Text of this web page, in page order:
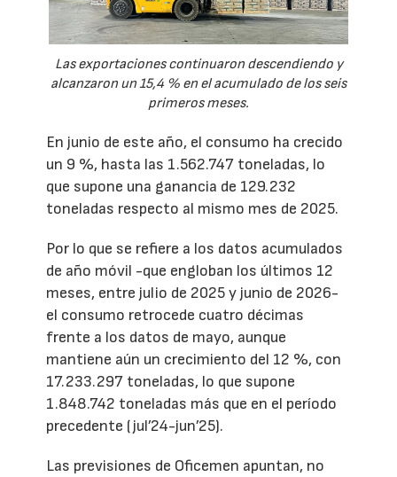
Las exportaciones continuaron descendiendo y
alcanzaron un 15,4 % en el acumulado de los seis
primeros meses.
En junio de este año, el consumo ha crecido
un 9 %, hasta las 1.562.747 toneladas, lo
que supone una ganancia de 129.232
toneladas respecto al mismo mes de 2025.
Por lo que se refiere a los datos acumulados
de año móvil -que engloban los últimos 12
meses, entre julio de 2025 y junio de 2026-
el consumo retrocede cuatro décimas
frente a los datos de mayo, aunque
mantiene aún un crecimiento del 12 %, con
17.233.297 toneladas, lo que supone
1.848.742 toneladas más que en el período
precedente (jul’24-jun’25).
Las previsiones de Oficemen apuntan, no